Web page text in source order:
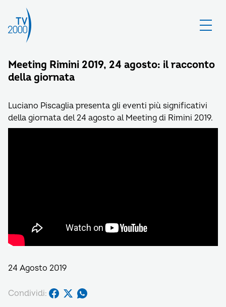
Meeting Rimini 2019, 24 agosto: il racconto
della giornata
Luciano Piscaglia presenta gli eventi più significativi
della giornata del 24 agosto al Meeting di Rimini 2019.
24 Agosto 2019
Condividi: